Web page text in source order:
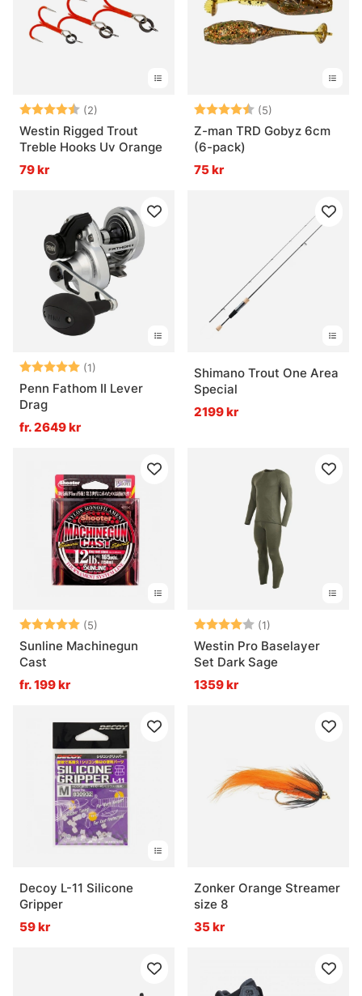
Vad är fiskemetoder?
Vad är trollingfiske?
Betyg: (2)
4.5 utav 5 stjärnor
Westin Rigged Trout
Treble Hooks Uv Orange
79 kr
Betyg: (5)
Z-man TRD Gobyz 6cm
(6-pack)
75 kr
Betyg: (1)
5.0 utav 5 stjärnor
Penn Fathom II Lever
Drag
fr. 2649 kr
Shimano Trout One Area
Special
2199 kr
Betyg: (5)
5.0 utav 5 stjärnor
Sunline Machinegun
Cast
fr. 199 kr
Betyg: (1)
Westin Pro Baselayer
Set Dark Sage
1359 kr
Decoy L-11 Silicone
Gripper
59 kr
Zonker Orange Streamer
size 8
35 kr